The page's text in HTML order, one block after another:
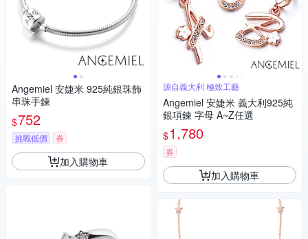
Angemiel 安婕米 925純銀珠飾
串珠手鍊
$752
挑戰低價 券
加入購物車
源自義大利 極致工藝
Angemiel 安婕米 義大利925純
銀項鍊 字母 A~Z任選
$1,780
券
加入購物車